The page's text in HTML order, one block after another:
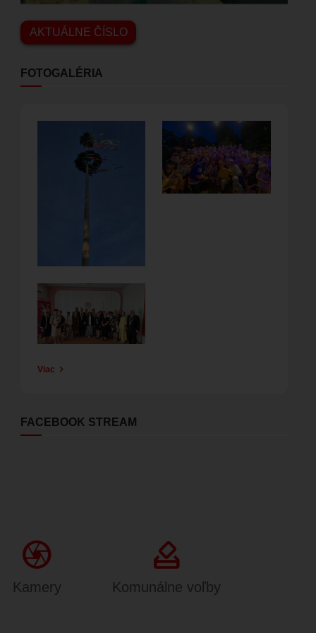
AKTUÁLNE ČÍSLO
FOTOGALÉRIA
Obrázok
Obrázok
Viac
FACEBOOK STREAM
Camera
Kamery
how_to_vote
Komunálne voľby